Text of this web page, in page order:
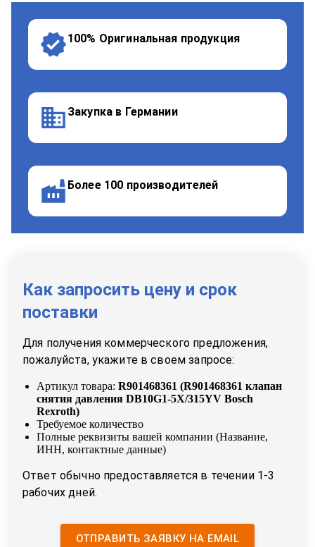
100% Оригинальная продукция
Закупка в Германии
Более 100 производителей
Как запросить цену и срок
поставки
Для получения коммерческого предложения,
пожалуйста, укажите в своем запросе:
Артикул товара: R901468361 (R901468361 клапан
снятия давления DB10G1-5X/315YV Bosch
Rexroth)
Требуемое количество
Полные реквизиты вашей компании (Название,
ИНН, контактные данные)
Ответ обычно предоставляется в течении 1-3
рабочих дней.
ОТПРАВИТЬ ЗАЯВКУ НА EMAIL